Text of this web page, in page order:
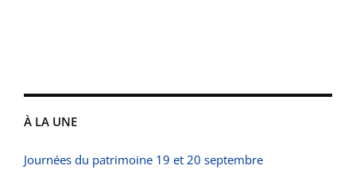
À LA UNE
Journées du patrimoine 19 et 20 septembre